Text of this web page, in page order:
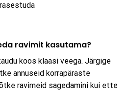
ravimit kasutama?
koos klaasi veega. Järgige
annuseid korrapäraste
ravimeid sagedamini kui ette